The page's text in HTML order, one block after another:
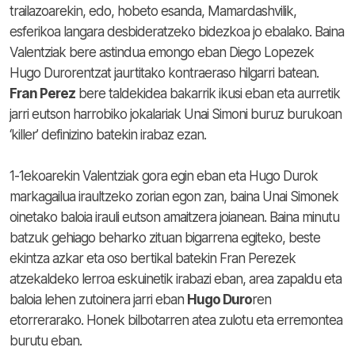
trailazoarekin, edo, hobeto esanda, Mamardashvilik,
esferikoa langara desbideratzeko bidezkoa jo ebalako. Baina
Valentziak bere astindua emongo eban Diego Lopezek
Hugo Durorentzat jaurtitako kontraeraso hilgarri batean.
Fran Perez bere taldekidea bakarrik ikusi eban eta aurretik
jarri eutson harrobiko jokalariak Unai Simoni buruz burukoan
‘killer’ definizino batekin irabaz ezan.
1-1ekoarekin Valentziak gora egin eban eta Hugo Durok
markagailua iraultzeko zorian egon zan, baina Unai Simonek
oinetako baloia irauli eutson amaitzera joianean. Baina minutu
batzuk gehiago beharko zituan bigarrena egiteko, beste
ekintza azkar eta oso bertikal batekin Fran Perezek
atzekaldeko lerroa eskuinetik irabazi eban, area zapaldu eta
baloia lehen zutoinera jarri eban Hugo Duroren
etorrerarako. Honek bilbotarren atea zulotu eta erremontea
burutu eban.